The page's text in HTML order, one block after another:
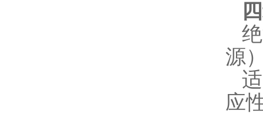
源
应